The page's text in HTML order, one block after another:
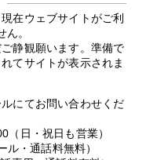
在ウェブサイトがご利
ん。
静観願います。準備で
てサイトが表示されま
にてお問い合わせくだ
（日・祝日も営業）
・通話料無料）